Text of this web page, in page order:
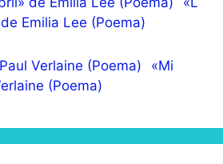
Emilia Lee (Poema)
«Mi
(Poema)